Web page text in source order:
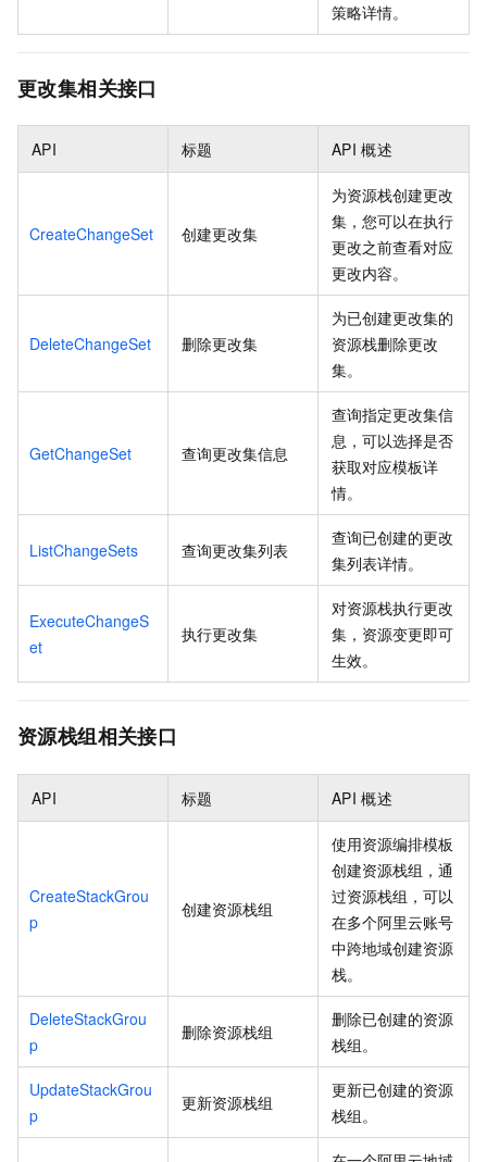
策略详情。
更改集相关接口
API 标题 API 概述
CreateChangeSet 创建更改集
为资源栈创建更改
集，您可以在执行
更改之前查看对应
更改内容。
DeleteChangeSet 删除更改集
为已创建更改集的
资源栈删除更改
集。
GetChangeSet 查询更改集信息
查询指定更改集信
息，可以选择是否
获取对应模板详
情。
ListChangeSets 查询更改集列表
查询已创建的更改
集列表详情。
ExecuteChangeS
et
执行更改集
对资源栈执行更改
集，资源变更即可
生效。
资源栈组相关接口
API 标题 API 概述
CreateStackGrou
p
创建资源栈组
使用资源编排模板
创建资源栈组，通
过资源栈组，可以
在多个阿里云账号
中跨地域创建资源
栈。
DeleteStackGrou
p
删除资源栈组
删除已创建的资源
栈组。
UpdateStackGrou
p
更新资源栈组
更新已创建的资源
栈组。